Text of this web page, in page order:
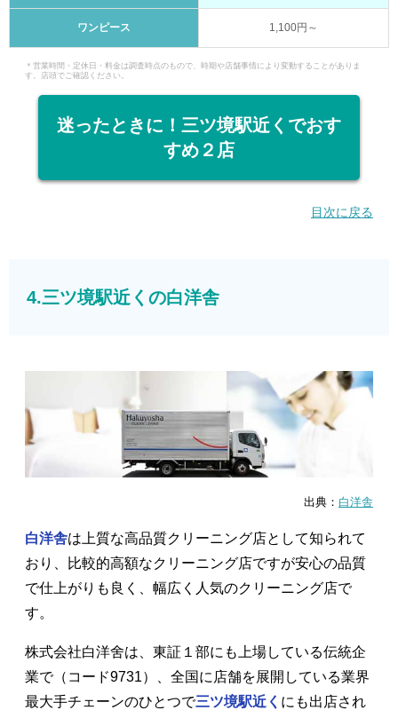
ワンピース 1,100円～
＊営業時間・定休日・料金は調査時点のもので、時期や店舗事情により変動することがありま
す。店頭でご確認ください。
迷ったときに！三ツ境駅近くでおす
すめ２店
目次に戻る
4.三ツ境駅近くの白洋舎
出典： 白洋舎
白洋舎は上質な高品質クリーニング店として知られて
おり、比較的高額なクリーニング店ですが安心の品質
で仕上がりも良く、幅広く人気のクリーニング店で
す。
株式会社白洋舍は、東証１部にも上場している伝統企
業で（コード9731）、全国に店舗を展開している業界
最大手チェーンのひとつで三ツ境駅近く にも出店され